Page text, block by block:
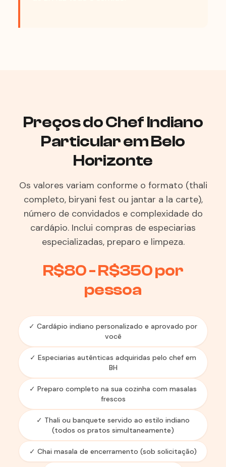
Preços do Chef Indiano
Particular em Belo
Horizonte
Os valores variam conforme o formato (thali
completo, biryani fest ou jantar a la carte),
número de convidados e complexidade do
cardápio. Inclui compras de especiarias
especializadas, preparo e limpeza.
R$80 - R$350 por
pessoa
✓ Cardápio indiano personalizado e aprovado por
você
✓ Especiarias autênticas adquiridas pelo chef em
BH
✓ Preparo completo na sua cozinha com masalas
frescos
✓ Thali ou banquete servido ao estilo indiano
(todos os pratos simultaneamente)
✓ Chai masala de encerramento (sob solicitação)